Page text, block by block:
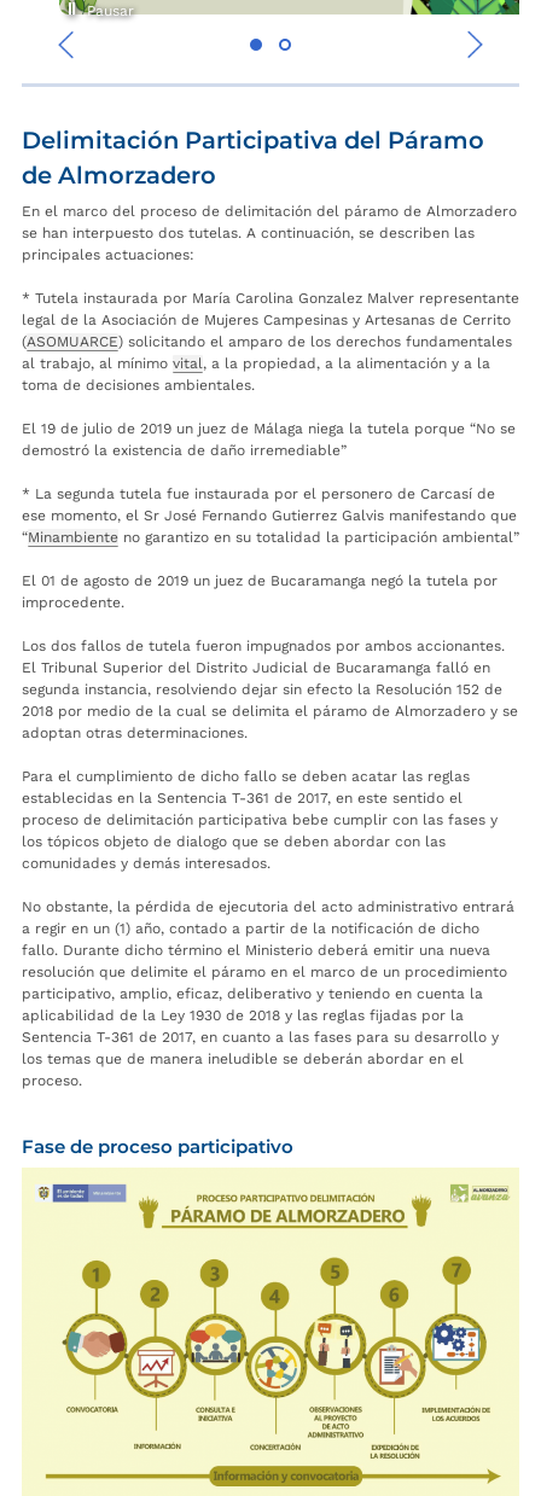
‹
›
Pausar
Delimitación Participativa del Páramo
de Almorzadero
En el marco del proceso de delimitación del páramo de Almorzadero
se han interpuesto dos tutelas. A continuación, se describen las
principales actuaciones:
* Tutela instaurada por María Carolina Gonzalez Malver representante
legal de la Asociación de Mujeres Campesinas y Artesanas de Cerrito
(ASOMUARCE) solicitando el amparo de los derechos fundamentales
al trabajo, al mínimo vital, a la propiedad, a la alimentación y a la
toma de decisiones ambientales.
El 19 de julio de 2019 un juez de Málaga niega la tutela porque “No se
demostró la existencia de daño irremediable”
* La segunda tutela fue instaurada por el personero de Carcasí de
ese momento, el Sr José Fernando Gutierrez Galvis manifestando que
“Minambiente no garantizo en su totalidad la participación ambiental”
El 01 de agosto de 2019 un juez de Bucaramanga negó la tutela por
improcedente.
Los dos fallos de tutela fueron impugnados por ambos accionantes.
El Tribunal Superior del Distrito Judicial de Bucaramanga falló en
segunda instancia, resolviendo dejar sin efecto la Resolución 152 de
2018 por medio de la cual se delimita el páramo de Almorzadero y se
adoptan otras determinaciones.
Para el cumplimiento de dicho fallo se deben acatar las reglas
establecidas en la Sentencia T-361 de 2017, en este sentido el
proceso de delimitación participativa bebe cumplir con las fases y
los tópicos objeto de dialogo que se deben abordar con las
comunidades y demás interesados.
No obstante, la pérdida de ejecutoria del acto administrativo entrará
a regir en un (1) año, contado a partir de la notificación de dicho
fallo. Durante dicho término el Ministerio deberá emitir una nueva
resolución que delimite el páramo en el marco de un procedimiento
participativo, amplio, eficaz, deliberativo y teniendo en cuenta la
aplicabilidad de la Ley 1930 de 2018 y las reglas fijadas por la
Sentencia T-361 de 2017, en cuanto a las fases para su desarrollo y
los temas que de manera ineludible se deberán abordar en el
proceso.
Fase de proceso participativo